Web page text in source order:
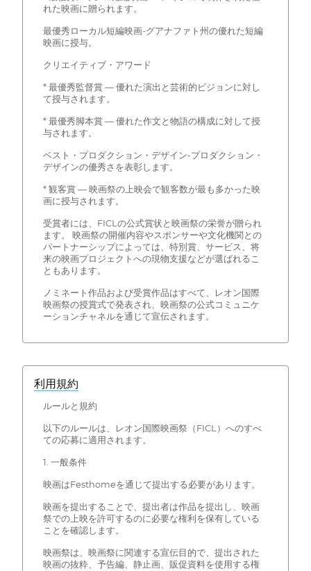
れた映画に贈られます。
最優秀ローカル短編映画-グアナファト州の優れた短編
映画に授与。
クリエイティブ・アワード
* 最優秀監督賞 — 優れた演出と芸術的ビジョンに対し
て授与されます。
* 最優秀脚本賞 — 優れた作文と物語の構成に対して授
与されます。
ベスト・プロダクション・デザイン-プロダクション・
デザインの優秀さを表彰します。
* 観客賞 — 映画祭の上映会で観客数が最も多かった映
画に授与されます。
受賞者には、FICLの公式賞状と映画祭の栄誉が贈られ
ます。 映画祭の開催内容やスポンサーや文化機関との
パートナーシップによっては、特別賞、サービス、将
来の映画プロジェクトへの現物支援などが選ばれるこ
ともあります。
ノミネート作品および受賞作品はすべて、レオン国際
映画祭の授賞式で発表され、映画祭の公式コミュニケ
ーションチャネルを通じて宣伝されます。
利用規約
ルールと規約
以下のルールは、レオン国際映画祭（FICL）へのすべ
ての応募に適用されます。
1. 一般条件
映画はFesthomeを通じて提出する必要があります。
映画を提出することで、提出者は作品を提出し、映画
祭での上映を許可するのに必要な権利を保有している
ことを確認します。
映画祭は、映画祭に関連する宣伝目的で、提出された
映画の抜粋、予告編、静止画、販促資料を使用する権